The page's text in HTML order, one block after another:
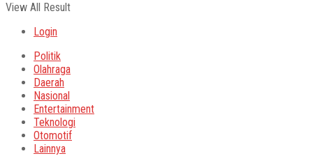
View All Result
Login
Politik
Olahraga
Daerah
Nasional
Entertainment
Teknologi
Otomotif
Lainnya